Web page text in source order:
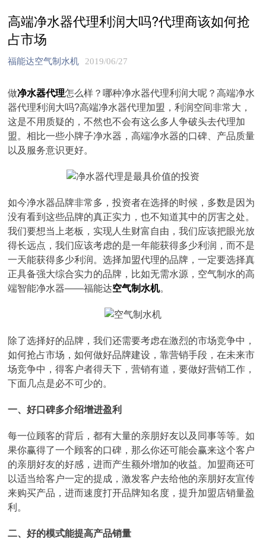
高端净水器代理利润大吗?代理商该如何抢
占市场
福能达空气制水机 2019/06/27
做净水器代理怎么样？哪种净水器代理利润大呢？高端净水
器代理利润大吗?高端净水器代理加盟，利润空间非常大，
这是不用质疑的，不然也不会有这么多人争破头去代理加
盟。相比一些小牌子净水器，高端净水器的口碑、产品质量
以及服务意识更好。
如今净水器品牌非常多，投资者在选择的时候，多数是因为
没有看到这些品牌的真正实力，也不知道其中的厉害之处。
我们要想当上老板，实现人生财富自由，我们应该把眼光放
得长远点，我们应该考虑的是一年能获得多少利润，而不是
一天能获得多少利润。选择加盟代理的品牌，一定要选择真
正具备强大综合实力的品牌，比如无需水源，空气制水的高
端智能净水器——福能达空气制水机。
除了选择好的品牌，我们还需要考虑在激烈的市场竞争中，
如何抢占市场，如何做好品牌建设，靠营销手段，在未来市
场竞争中，得客户者得天下，营销有道，要做好营销工作，
下面几点是必不可少的。
一、好口碑多介绍增进盈利
每一位顾客的背后，都有大量的亲朋好友以及同事等等。如
果你赢得了一个顾客的口碑，那么你还可能会赢来这个客户
的亲朋好友的好感，进而产生额外增加的收益。加盟商还可
以适当给客户一定的提成，激发客户去给他的亲朋好友宣传
来购买产品，进而速度打开品牌知名度，提升加盟店销量盈
利。
二、好的模式能提高产品销量